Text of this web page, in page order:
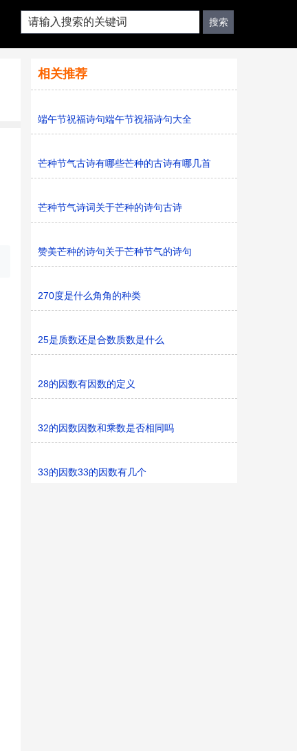
相关推荐
端午节祝福诗句端午节祝福诗句大全
芒种节气古诗有哪些芒种的古诗有哪几首
芒种节气诗词关于芒种的诗句古诗
赞美芒种的诗句关于芒种节气的诗句
270度是什么角角的种类
25是质数还是合数质数是什么
28的因数有因数的定义
32的因数因数和乘数是否相同吗
33的因数33的因数有几个